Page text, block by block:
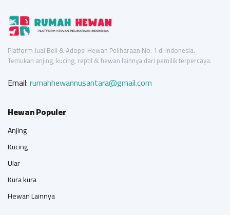
Platform Jual Beli & Adopsi Hewan Peliharaan No. 1 di Indonesia.
Temukan anjing, kucing, reptil & hewan lainnya dari pemilik terpercaya.
Email:rumahhewannusantara@gmail.com
Hewan Populer
Anjing
Kucing
Ular
Kura kura
Hewan Lainnya